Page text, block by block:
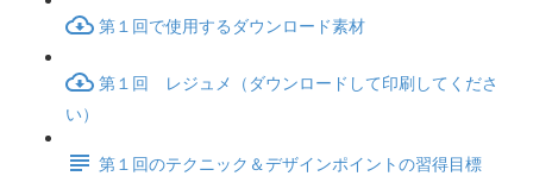
第１回で使用するダウンロード素材
第１回 レジュメ（ダウンロードして印刷してくださ
い）
第１回のテクニック＆デザインポイントの習得目標